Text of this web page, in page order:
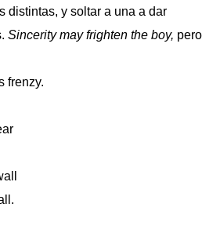
distintas, y soltar a una a dar
Sincerity may frighten the boy, pero
frenzy.